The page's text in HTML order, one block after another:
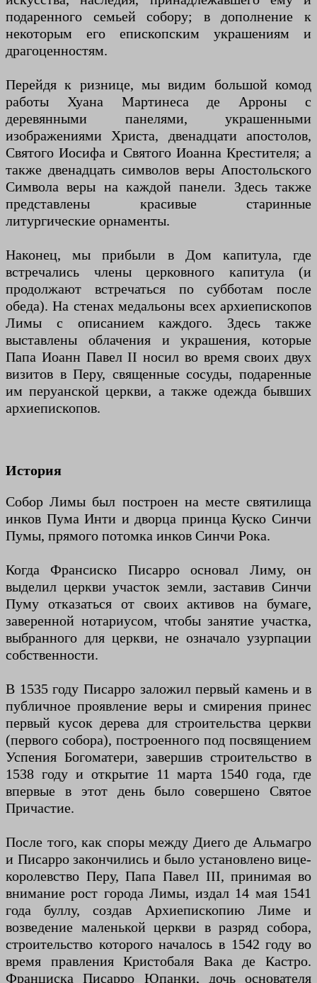
подаренного семьей собору; в дополнение к
некоторым его епископским украшениям и
драгоценностям.
Перейдя к ризнице, мы видим большой комод
работы Хуана Мартинеса де Арроны с
деревянными панелями, украшенными
изображениями Христа, двенадцати апостолов,
Святого Иосифа и Святого Иоанна Крестителя; а
также двенадцать символов веры Апостольского
Символа веры на каждой панели. Здесь также
представлены красивые старинные
литургические орнаменты.
Наконец, мы прибыли в Дом капитула, где
встречались члены церковного капитула (и
продолжают встречаться по субботам после
обеда). На стенах медальоны всех архиепископов
Лимы с описанием каждого. Здесь также
выставлены облачения и украшения, которые
Папа Иоанн Павел II носил во время своих двух
визитов в Перу, священные сосуды, подаренные
им перуанской церкви, а также одежда бывших
архиепископов.
История
Собор Лимы был построен на месте святилища
инков Пума Инти и дворца принца Куско Синчи
Пумы, прямого потомка инков Синчи Рока.
Когда Франсиско Писарро основал Лиму, он
выделил церкви участок земли, заставив Синчи
Пуму отказаться от своих активов на бумаге,
заверенной нотариусом, чтобы занятие участка,
выбранного для церкви, не означало узурпации
собственности.
В 1535 году Писарро заложил первый камень и в
публичное проявление веры и смирения принес
первый кусок дерева для строительства церкви
(первого собора), построенного под посвящением
Успения Богоматери, завершив строительство в
1538 году и открытие 11 марта 1540 года, где
впервые в этот день было совершено Святое
Причастие.
После того, как споры между Диего де Альмагро
и Писарро закончились и было установлено вице-
королевство Перу, Папа Павел III, принимая во
внимание рост города Лимы, издал 14 мая 1541
года буллу, создав Архиепископию Лиме и
возведение маленькой церкви в разряд собора,
строительство которого началось в 1542 году во
время правления Кристобаля Вака де Кастро.
Франциска Писарро Юпанки, дочь основателя